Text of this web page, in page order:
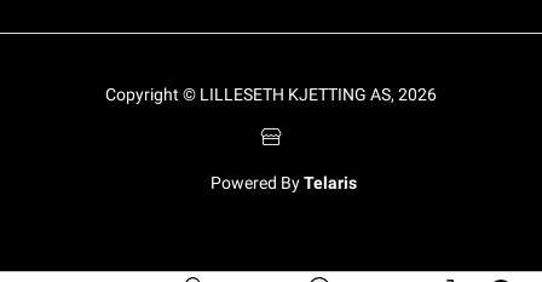
Copyright © LILLESETH KJETTING AS, 2026
Powered ByTelaris